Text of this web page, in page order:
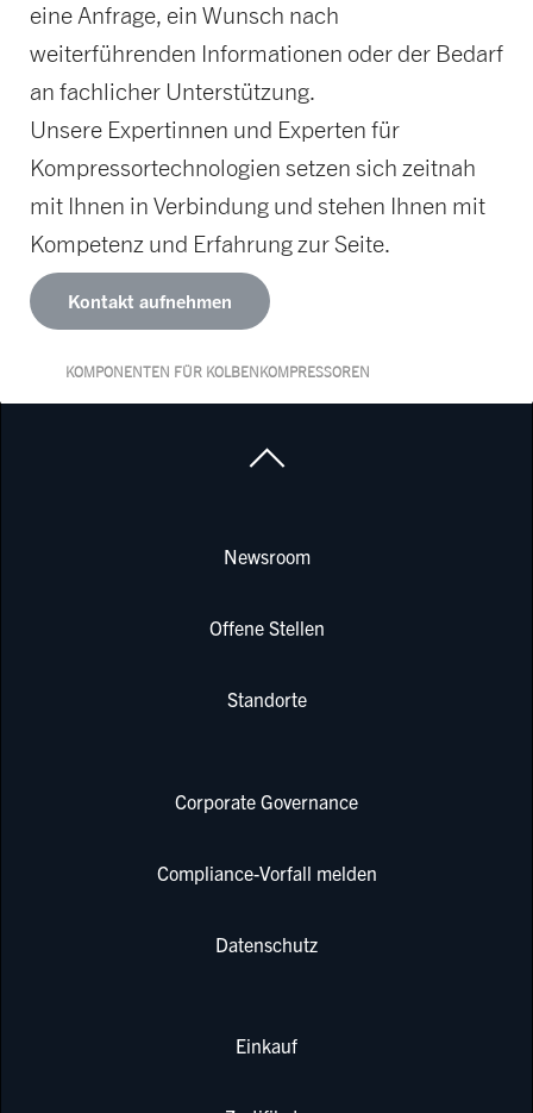
eine Anfrage, ein Wunsch nach
weiterführenden Informationen oder der Bedarf
an fachlicher Unterstützung.
Unsere Expertinnen und Experten für
Kompressortechnologien setzen sich zeitnah
mit Ihnen in Verbindung und stehen Ihnen mit
Kompetenz und Erfahrung zur Seite.
Kontakt aufnehmen
KOMPONENTEN FÜR KOLBENKOMPRESSOREN
Newsroom
Offene Stellen
Standorte
Corporate Governance
Compliance-Vorfall melden
Datenschutz
Einkauf